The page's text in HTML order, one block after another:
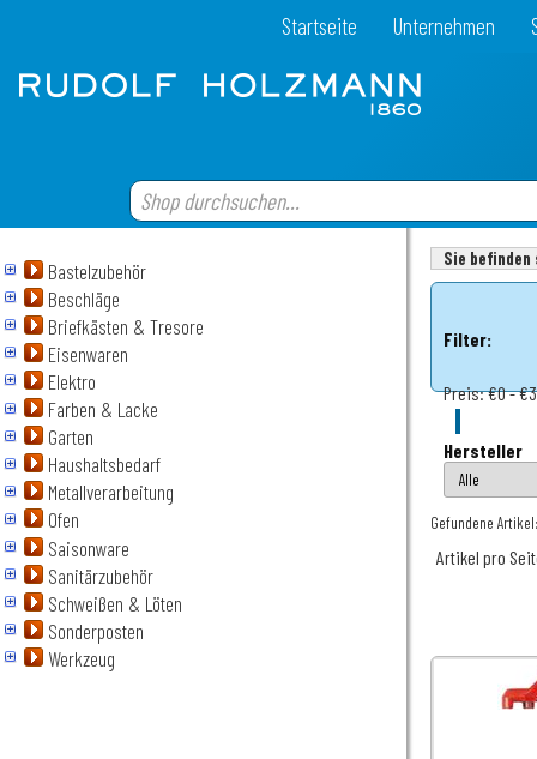
Startseite Unternehmen
Bastelzubehör
Beschläge
Briefkästen & Tresore
Eisenwaren
Elektro
Farben & Lacke
Garten
Haushaltsbedarf
Metallverarbeitung
Ofen
Saisonware
Sanitärzubehör
Schweißen & Löten
Sonderposten
Werkzeug
Sie
Filter:
Preis:€0 -
Hersteller
Gefundene
Artikel pro